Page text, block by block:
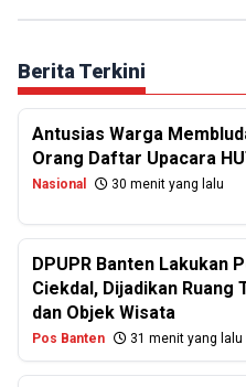
Berita Terkini
Antusias Warga
Orang Daftar Upacara
Nasional 30 menit yang lalu
DPUPR Banten Lakukan
Ciekdal, Dijadikan Ruang
dan Objek Wisata
Pos Banten 31 menit yang lalu